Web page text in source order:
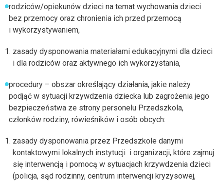
rodziców/opiekunów dzieci na temat wychowania dzieci
bez przemocy oraz chronienia ich przed przemocą
i wykorzystywaniem,
zasady dysponowania materiałami edukacyjnymi dla dzieci
i dla rodziców oraz aktywnego ich wykorzystania,
procedury – obszar określający działania, jakie należy
podjąć w sytuacji krzywdzenia dziecka lub zagrożenia jego
bezpieczeństwa ze strony personelu Przedszkola,
członków rodziny, rówieśników i osób obcych:
zasady dysponowania przez Przedszkole danymi
kontaktowymi lokalnych instytucji i organizacji, które zajmują
się interwencją i pomocą w sytuacjach krzywdzenia dzieci
(policja, sąd rodzinny, centrum interwencji kryzysowej,